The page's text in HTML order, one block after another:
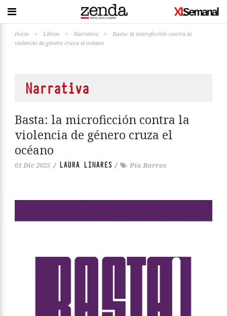
Inicio > Libros > Narrativa >
Basta: la microficción contra la
violencia de género cruza el océano
Narrativa
Basta: la microficción contra la
violencia de género cruza el
océano
01 Dic 2025 / LAURA LINARES / Pía Barros